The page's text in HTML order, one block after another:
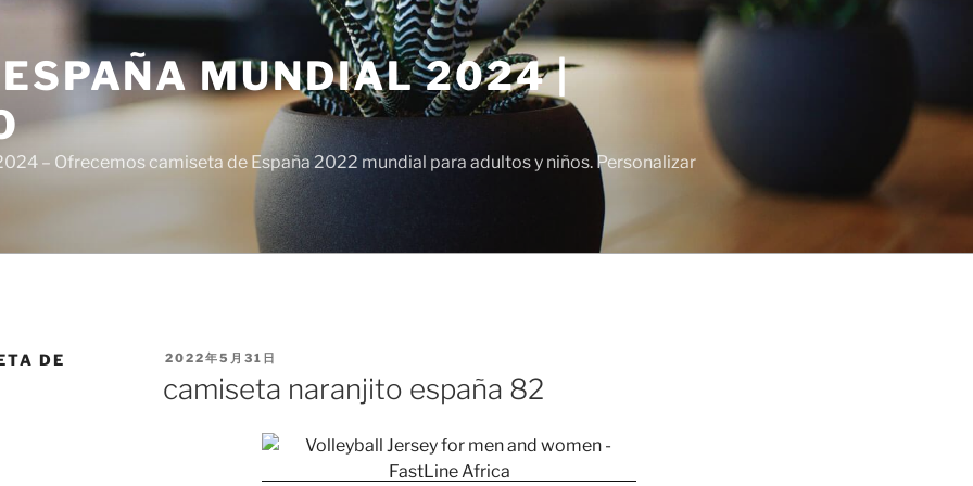
MUNDIAL 2024 |
– Ofrecemos camiseta de España 2022 mundial para adultos y niños. Personalizar
DE
PUBLICADO
2022年5月31日
camiseta naranjito españa 82